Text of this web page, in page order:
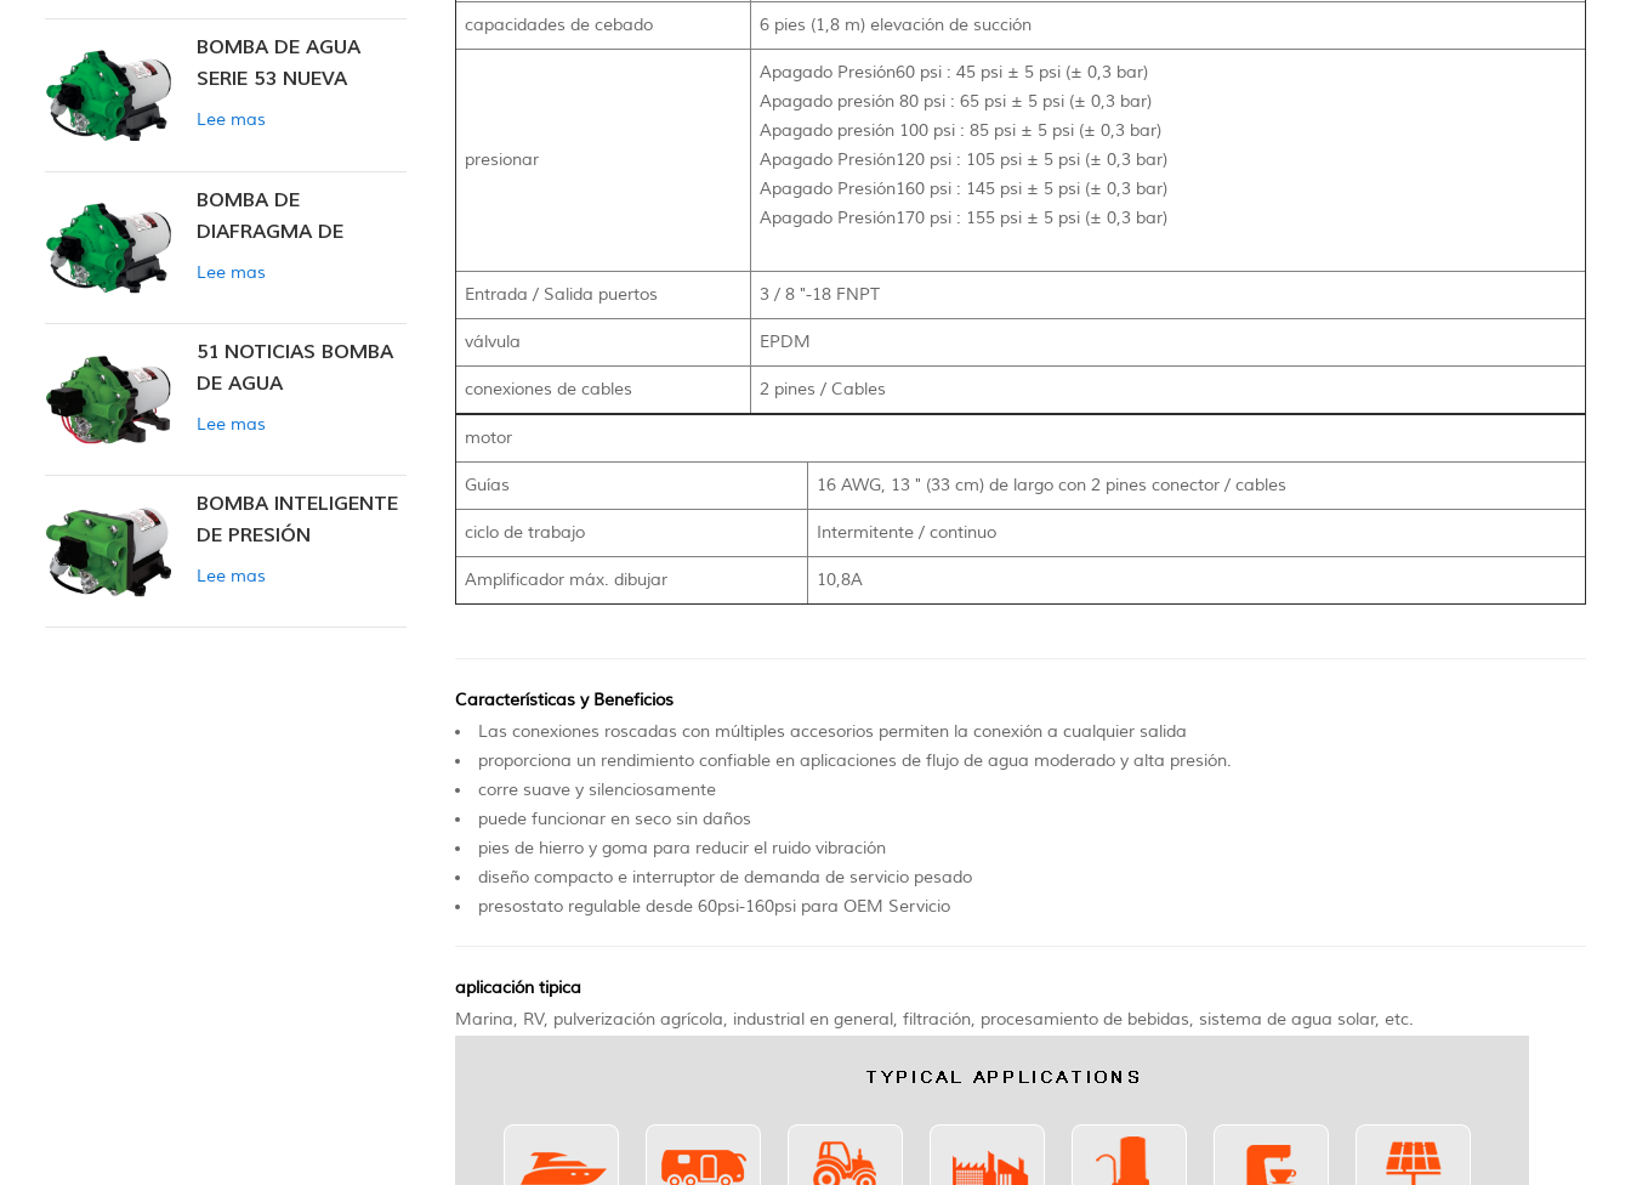
capacidades de cebado 6 pies (1,8 m) elevación de succión
presionar
Apagado Presión60 psi : 45 psi ± 5 psi (± 0,3 bar)
Apagado presión 80 psi : 65 psi ± 5 psi (± 0,3 bar)
Apagado presión 100 psi : 85 psi ± 5 psi (± 0,3 bar)
Apagado Presión120 psi : 105 psi ± 5 psi (± 0,3 bar)
Apagado Presión160 psi : 145 psi ± 5 psi (± 0,3 bar)
Apagado Presión170 psi : 155 psi ± 5 psi (± 0,3 bar)
Entrada / Salida puertos 3 / 8 "-18 FNPT
válvula EPDM
conexiones de cables 2 pines / Cables
motor
Guías 16 AWG, 13 " (33 cm) de largo con 2 pines conector / cables
ciclo de trabajo Intermitente / continuo
Amplificador máx. dibujar 10,8A
Características y Beneficios
Las conexiones roscadas con múltiples accesorios permiten la conexión a cualquier salida
proporciona un rendimiento confiable en aplicaciones de flujo de agua moderado y alta presión.
corre suave y silenciosamente
puede funcionar en seco sin daños
pies de hierro y goma para reducir el ruido vibración
diseño compacto e interruptor de demanda de servicio pesado
presostato regulable desde 60psi-160psi para OEM Servicio
aplicación tipica
Marina, RV, pulverización agrícola, industrial en general, filtración, procesamiento de bebidas, sistema de agua solar, etc.
BOMBA DE AGUA
SERIE 53 NUEVA
Lee mas
BOMBA DE
DIAFRAGMA DE
PRESIÓN CONSTANTE
Lee mas
51 NOTICIAS BOMBA
DE AGUA
Lee mas
BOMBA INTELIGENTE
DE PRESIÓN
CONSTANTE SERIE
Lee mas